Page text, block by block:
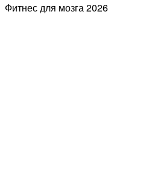
Фитнес для мозга2026